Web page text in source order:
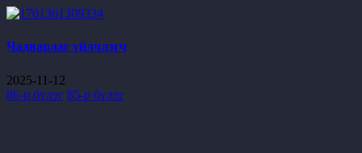
Чадварлаг үйлчлэгч
2025-11-12
86-р бүлэг 85-р бүлэг